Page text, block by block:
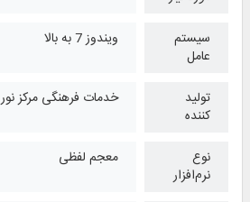
سیستم
عامل
ویندوز 7 به بالا
تولید
کننده
خدمات فرهنگی مرکز نور
نوع
نرم‌افزار
معجم لفظی